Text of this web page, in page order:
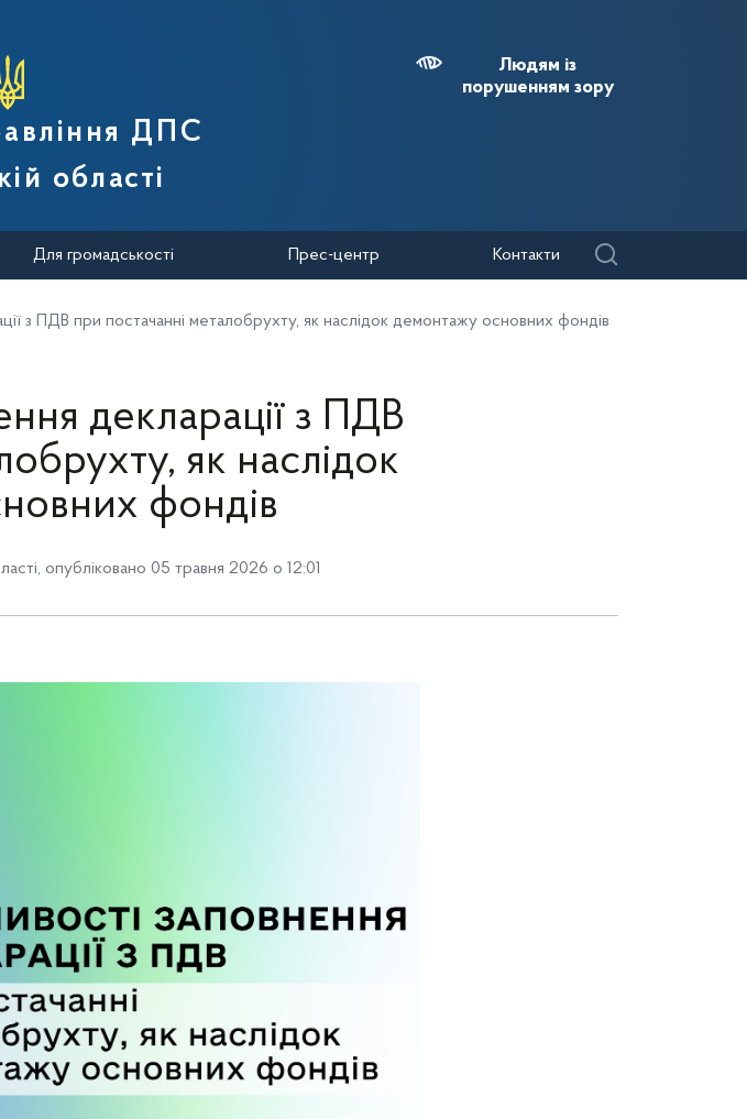
України
ДПС
області
Людям із
порушенням зору
Для громадськості Прес-центр Контакти
з ПДВ при постачанні металобрухту, як наслідок демонтажу основних фондів
декларації з ПДВ
як наслідок
фондів
, опубліковано 05 травня 2026 о 12:01